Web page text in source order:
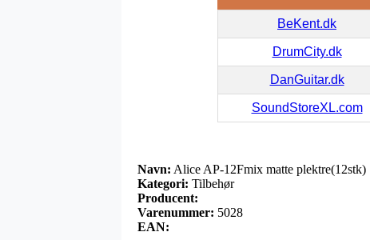
BeKent.dk
DrumCity.dk
DanGuitar.dk
SoundStoreXL.com
Navn: Alice AP-12Fmix matte plektre(12stk)
Kategori: Tilbehør
Producent:
Varenummer: 5028
EAN: